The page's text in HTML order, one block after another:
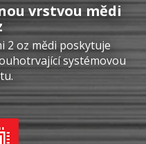
vrstvou mědi
2 oz mědi poskytuje
systémovou